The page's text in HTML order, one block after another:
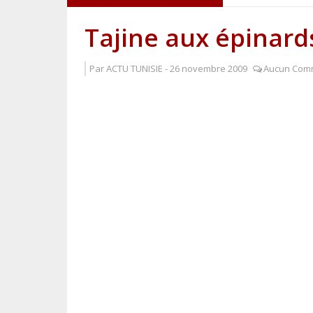
L'histoire
Prepare a
Tajine aux
ParACTU TUNISIE -26 novembre 2009 Aucun